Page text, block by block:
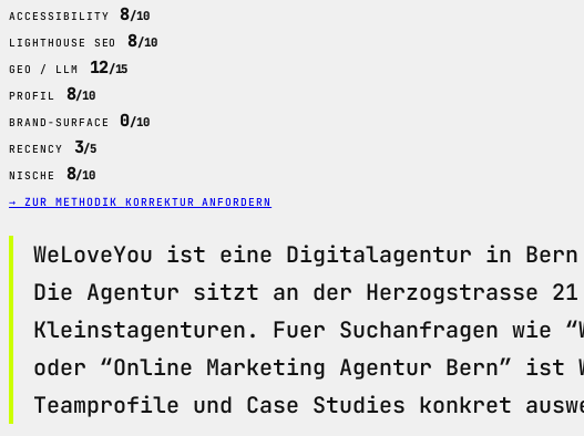
ACCESSIBILITY 8/10
LIGHTHOUSE SEO 8/10
GEO / LLM 12/15
PROFIL 8/10
BRAND-SURFACE 0/10
RECENCY 3/5
NISCHE 8/10
→ ZUR METHODIK KORREKTUR ANFORDERN
WeLoveYou ist eine Digitalagentur in Bern
Die Agentur sitzt an der Herzogstrasse
Kleinstagenturen. Fuer Suchanfragen wie
oder “Online Marketing Agentur Bern” ist
Teamprofile und Case Studies konkret